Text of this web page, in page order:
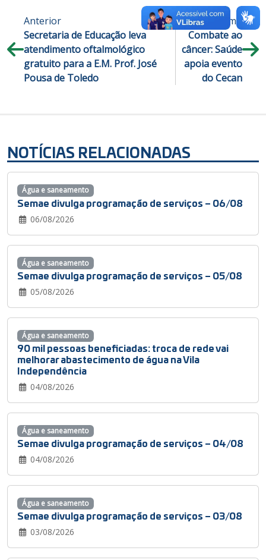
Anterior
Secretaria de Educação leva
atendimento oftalmológico
gratuito para a E.M. Prof. José
Pousa de Toledo
Próximo
Combate ao
câncer: Saúde
apoia evento
do Cecan
NOTÍCIAS RELACIONADAS
Semae divulga programação de serviços – 06/08
06/08/2026
Água e saneamento
Semae divulga programação de serviços – 05/08
05/08/2026
Água e saneamento
90 mil pessoas beneficiadas: troca de rede vai
melhorar abastecimento de água na Vila
Independência
04/08/2026
Água e saneamento
Semae divulga programação de serviços – 04/08
04/08/2026
Água e saneamento
Semae divulga programação de serviços – 03/08
03/08/2026
Água e saneamento